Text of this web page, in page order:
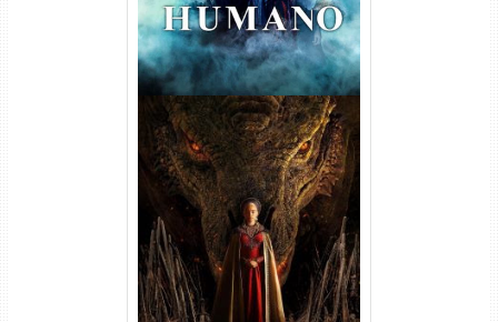
A Casa do Dragão 1ª
Temporada Torrent (2022)
WEB-DL 720p/1080p Dual
Áudio